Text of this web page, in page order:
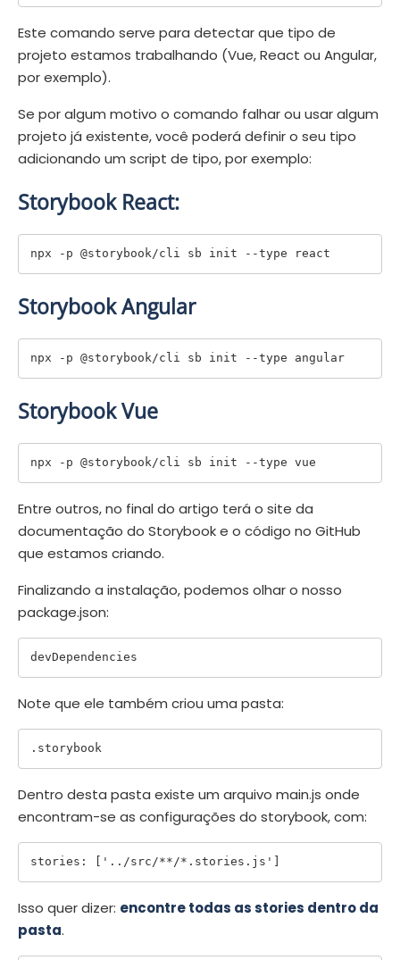
Este comando serve para detectar que tipo de
projeto estamos trabalhando (Vue, React ou Angular,
por exemplo).
Se por algum motivo o comando falhar ou usar algum
projeto já existente, você poderá definir o seu tipo
adicionando um script de tipo, por exemplo:
Storybook React:
Storybook Angular
npx -p @storybook/cli sb init --type angular
Storybook Vue
Entre outros, no final do artigo terá o site da
documentação do Storybook e o código no GitHub
que estamos criando.
Finalizando a instalação, podemos olhar o nosso
package.json:
devDependencies
Note que ele também criou uma pasta:
Dentro desta pasta existe um arquivo main.js onde
encontram-se as configurações do storybook, com:
stories: ['../src/**/*.stories.js']
Isso quer dizer: encontre todas as stories dentro da
pasta.